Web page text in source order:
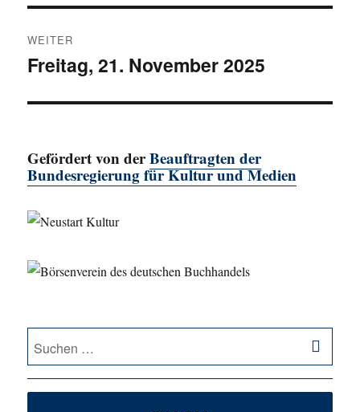
WEITER
Nächster
Freitag, 21. November 2025
Gefördert von derBeauftragten der
Bundesregierung für Kultur und Medien
Suche
nach: